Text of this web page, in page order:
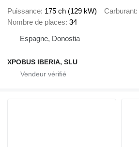
Puissance 175 ch (129 kW) Carburant
Nombre de places 34
Espagne, Donostia
XPOBUS IBERIA, SLU